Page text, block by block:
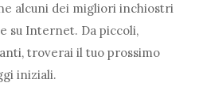
alcuni dei migliori inchiostri
su Internet. Da piccoli,
troverai il tuo prossimo
iniziali.